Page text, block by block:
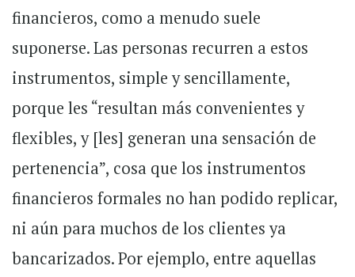
financieros, como a menudo suele
suponerse. Las personas recurren a estos
instrumentos, simple y sencillamente,
porque les “resultan más convenientes y
flexibles, y [les] generan una sensación de
pertenencia”, cosa que los instrumentos
financieros formales no han podido replicar,
ni aún para muchos de los clientes ya
bancarizados. Por ejemplo, entre aquellas